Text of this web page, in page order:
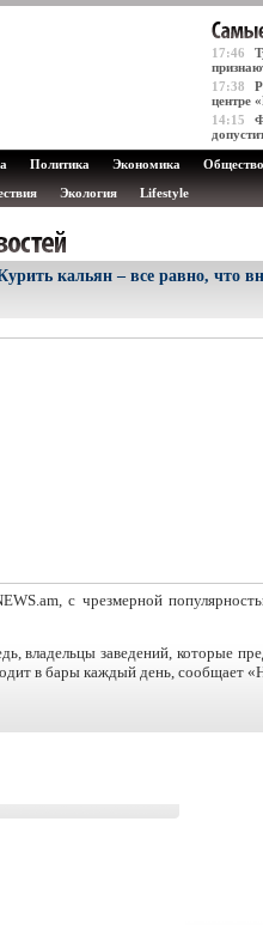
17:46
17:38
центре
14:15
Политика Экономика Общество
Экология Lifestyle
кальян – все равно, что
c чрезмерной
владельцы заведений, которые
в бары каждый день, сообщает